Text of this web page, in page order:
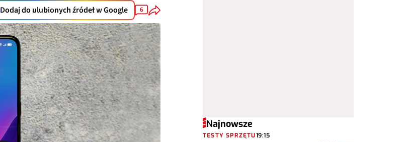
Dodaj do ulubionych źródeł w Google 6
Najnowsze
TESTY SPRZĘTU19:15